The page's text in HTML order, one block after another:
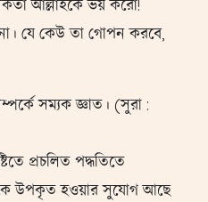
আল্লাহকে ভয় করো!
যে কেউ তা গোপন করবে,
সম্যক জ্ঞাত। (সুরা :
প্রচলিত পদ্ধতিতে
উপকৃত হওয়ার সুযোগ আছে